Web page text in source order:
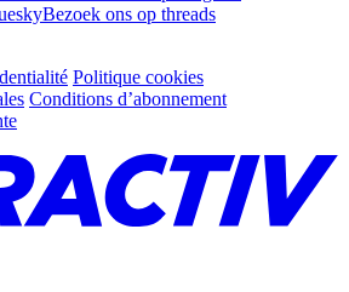
Bezoek ons op threads
Politique cookies
Conditions d’abonnement